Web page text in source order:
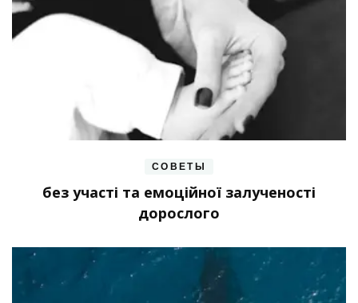
СОВЕТЫ
без участі та емоційної залученості
дорослого